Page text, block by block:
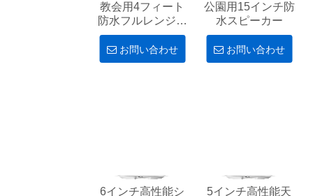
教会用4フィート
防水フルレンジス
ピーカーキャビネ
ット
お問い合わせ
公園用15インチ防
水スピーカー
お問い合わせ
6インチ高性能シ
5インチ高性能天